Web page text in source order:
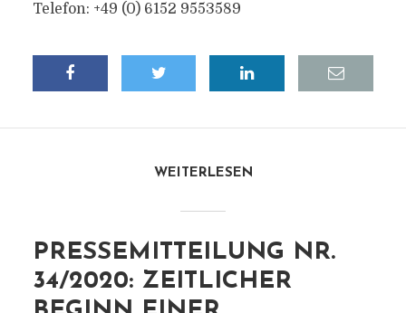
Telefon: +49 (0) 6152 9553589
WEITERLESEN
PRESSEMITTEILUNG NR.
34/2020: ZEITLICHER